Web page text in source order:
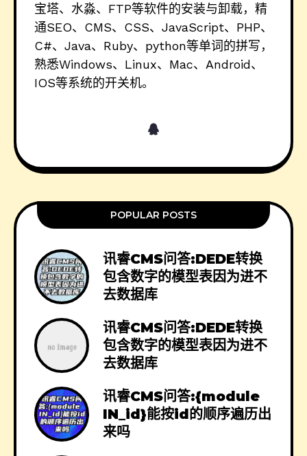
宝塔、水淼、FTP等软件的安装与卸载，精
通SEO、CMS、CSS、JavaScript、PHP、
C#、Java、Ruby、python等单词的拼写，
熟悉Windows、Linux、Mac、Android、
IOS等系统的开关机。
POPULAR POSTS
讯睿CMS问答:DEDE转换
包含数字的模型表因为进不
去数据库
讯睿CMS问答:DEDE转换
包含数字的模型表因为进不
去数据库
讯睿CMS问答:{module
IN_id}能按id的顺序遍历出
来吗